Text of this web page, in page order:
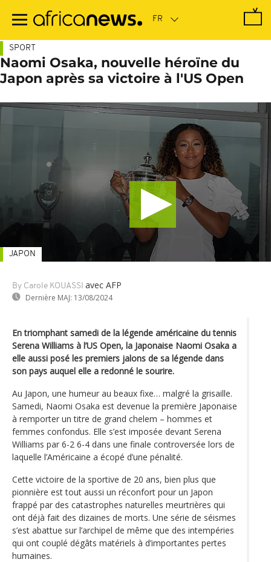
contenu
SPORT
Naomi Osaka, nouvelle héroïne du
Japon après sa victoire à l'US Open
By Carole KOUASSI avec AFP
Dernière MAJ: 13/08/2024
JAPON
En triomphant samedi de la légende américaine du tennis
Serena Williams à l’US Open, la Japonaise Naomi Osaka a
elle aussi posé les premiers jalons de sa légende dans
son pays auquel elle a redonné le sourire.
Au Japon, une humeur au beaux fixe… malgré la grisaille.
Samedi, Naomi Osaka est devenue la première Japonaise
à remporter un titre de grand chelem – hommes et
femmes confondus. Elle s’est imposée devant Serena
Williams par 6-2 6-4 dans une finale controversée lors de
laquelle l’Américaine a écopé d’une pénalité.
Cette victoire de la sportive de 20 ans, bien plus que
pionnière est tout aussi un réconfort pour un Japon
frappé par des catastrophes naturelles meurtrières qui
ont déjà fait des dizaines de morts. Une série de séismes
s’est abattue sur l’archipel de même que des intempéries
qui ont couplé dégâts matériels à d’importantes pertes
humaines.